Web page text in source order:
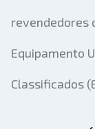
revendedores
Equipamento
Classificados